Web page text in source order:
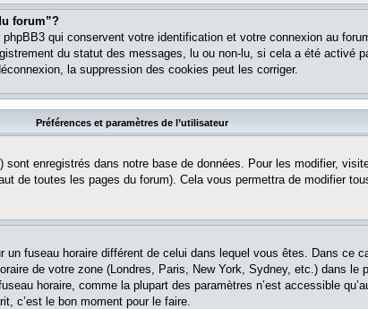
forum”?
qui conservent votre identification et votre connexion au
du statut des messages, lu ou non-lu, si cela a été activé
la suppression des cookies peut les corriger.
Préférences et paramètres de l’utilisateur
enregistrés dans notre base de données. Pour les modifier,
de toutes les pages du forum). Cela vous permettra de modifier
un fuseau horaire différent de celui dans lequel vous êtes. Dans ce
de votre zone (Londres, Paris, New York, Sydney, etc.) dans le
horaire, comme la plupart des paramètres n’est accessible
c’est le bon moment pour le faire.